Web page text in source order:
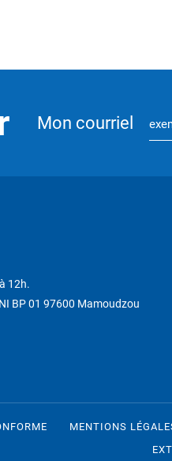
Mon courriel
12h.
BP 01 97600 Mamoudzou
MENTIONS